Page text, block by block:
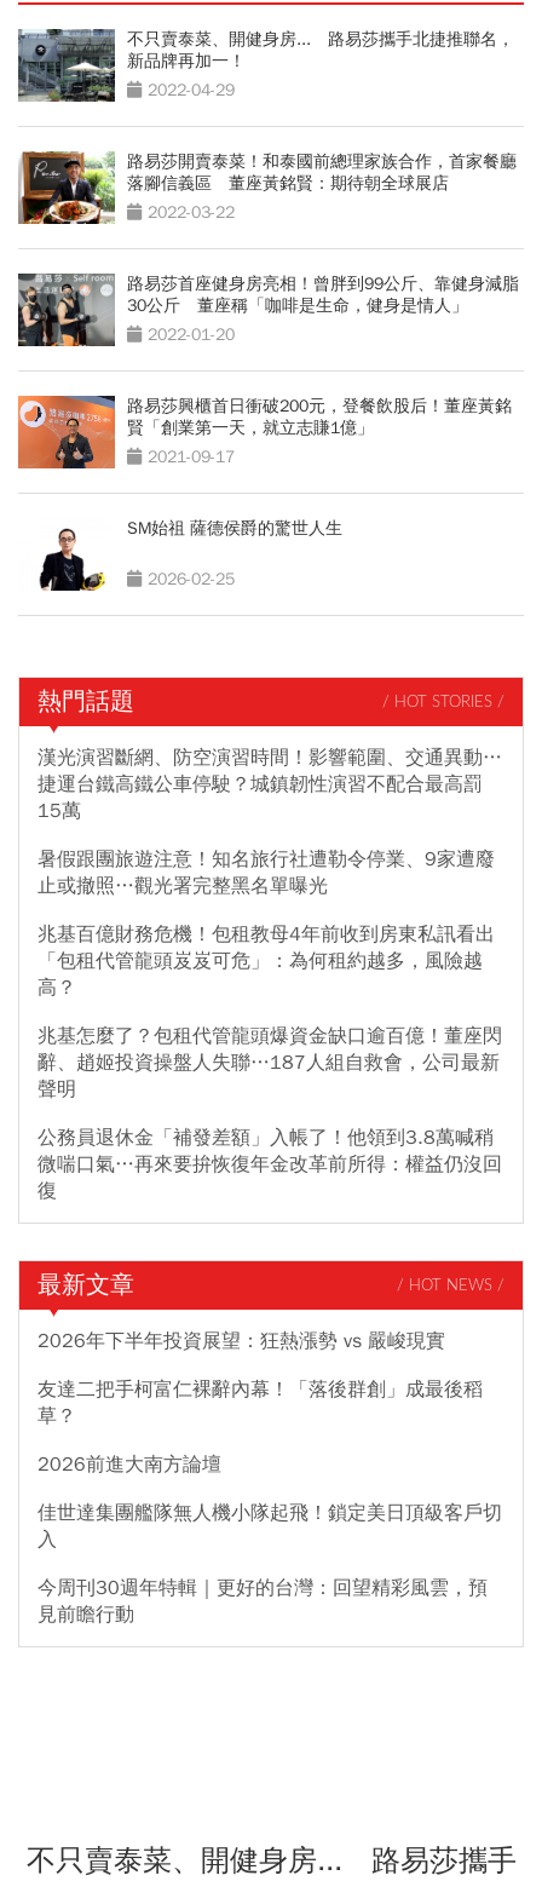
不只賣泰菜、開健身房... 路易莎攜手北捷推聯名，
新品牌再加一！
2022-04-29
路易莎開賣泰菜！和泰國前總理家族合作，首家餐廳
落腳信義區 董座黃銘賢：期待朝全球展店
2022-03-22
路易莎首座健身房亮相！曾胖到99公斤、靠健身減脂
30公斤 董座稱「咖啡是生命，健身是情人」
2022-01-20
路易莎興櫃首日衝破200元，登餐飲股后！董座黃銘
賢「創業第一天，就立志賺1億」
2021-09-17
SM始祖 薩德侯爵的驚世人生
2026-02-25
熱門話題 / HOT STORIES /
漢光演習斷網、防空演習時間！影響範圍、交通異動…
捷運台鐵高鐵公車停駛？城鎮韌性演習不配合最高罰
15萬
暑假跟團旅遊注意！知名旅行社遭勒令停業、9家遭廢
止或撤照…觀光署完整黑名單曝光
兆基百億財務危機！包租教母4年前收到房東私訊看出
「包租代管龍頭岌岌可危」：為何租約越多，風險越
高？
兆基怎麼了？包租代管龍頭爆資金缺口逾百億！董座閃
辭、趙姬投資操盤人失聯…187人組自救會，公司最新
聲明
公務員退休金「補發差額」入帳了！他領到3.8萬喊稍
微喘口氣…再來要拚恢復年金改革前所得：權益仍沒回
復
最新文章 / HOT NEWS /
2026年下半年投資展望：狂熱漲勢 vs 嚴峻現實
友達二把手柯富仁裸辭內幕！「落後群創」成最後稻
草？
2026前進大南方論壇
佳世達集團艦隊無人機小隊起飛！鎖定美日頂級客戶切
入
今周刊30週年特輯｜更好的台灣：回望精彩風雲，預
見前瞻行動
不只賣泰菜、開健身房... 路易莎攜手